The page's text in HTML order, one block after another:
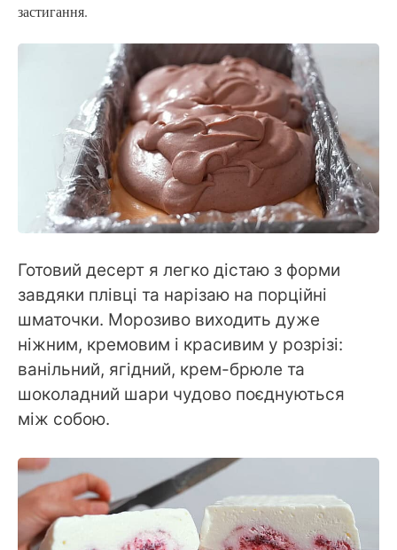
застигання.
Готовий десерт я легко дістаю з форми
завдяки плівці та нарізаю на порційні
шматочки. Морозиво виходить дуже
ніжним, кремовим і красивим у розрізі:
ванільний, ягідний, крем-брюле та
шоколадний шари чудово поєднуються
між собою.